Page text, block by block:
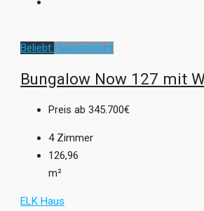
Beliebt Hausentwurf
Bungalow Now 127 mit
Preis ab 345.700€
4 Zimmer
126,96
m²
ELK Haus